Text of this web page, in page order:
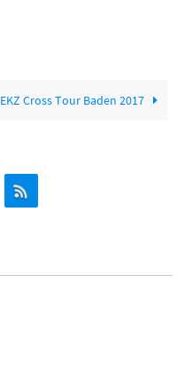
EKZ Cross Tour Baden 2017